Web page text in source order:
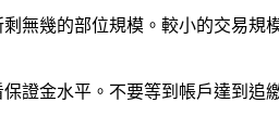
無幾的部位規模。較小的交易規
證金水平。不要等到帳戶達到追